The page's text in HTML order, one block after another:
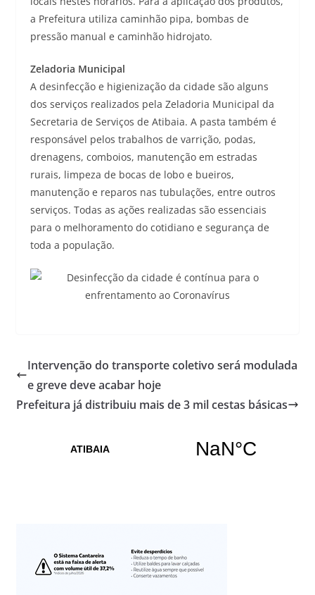
a Prefeitura utiliza caminhão pipa, bombas de
pressão manual e caminhão hidrojato.
Zeladoria Municipal
A desinfecção e higienização da cidade são alguns
dos serviços realizados pela Zeladoria Municipal da
Secretaria de Serviços de Atibaia. A pasta também é
responsável pelos trabalhos de varrição, podas,
drenagens, comboios, manutenção em estradas
rurais, limpeza de bocas de lobo e bueiros,
manutenção e reparos nas tubulações, entre outros
serviços. Todas as ações realizadas são essenciais
para o melhoramento do cotidiano e segurança de
toda a população.
Intervenção do transporte coletivo será modulada
e greve deve acabar hoje
Prefeitura já distribuiu mais de 3 mil cestas básicas